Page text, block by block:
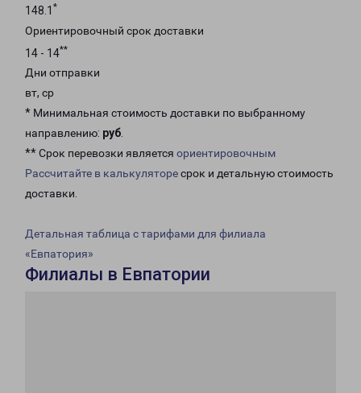
148.1 *
Ориентировочный срок доставки
14 - 14**
Дни отправки
вт, ср
* Минимальная стоимость доставки по выбранному
направлению: руб.
** Срок перевозки является ориентировочным
Рассчитайте в калькуляторесрок и детальную стоимость
доставки.
Детальная таблица с тарифами для филиала
«Евпатория»
Филиалы в Евпатории